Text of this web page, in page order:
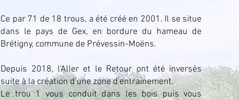
Ce par 71 de 18 trous, a été créé en 2001. Il se situe
dans le pays de Gex, en bordure du hameau de
Brétigny, commune de Prévessin-Moëns.
Depuis 2018, l'Aller et le Retour ont été inversés
suite à la création d'une zone d'entrainement.
Le trou 1 vous conduit dans les bois puis vous